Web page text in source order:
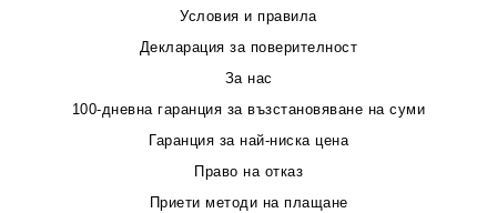
Условия и правила
Декларация за поверителност
За нас
100-дневна гаранция за възстановяване на суми
Гаранция за най-ниска цена
Право на отказ
Приети методи на плащане